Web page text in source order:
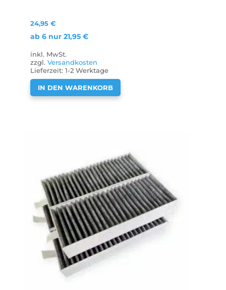
24,95 €
ab 6 nur 21,95 €
inkl. MwSt.
zzgl. Versandkosten
Lieferzeit: 1-2 Werktage
IN DEN WARENKORB